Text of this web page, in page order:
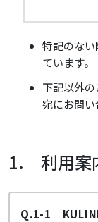
特記のな
ています。
下記以外の
宛にお問い
1. 利用案
Q.1-1